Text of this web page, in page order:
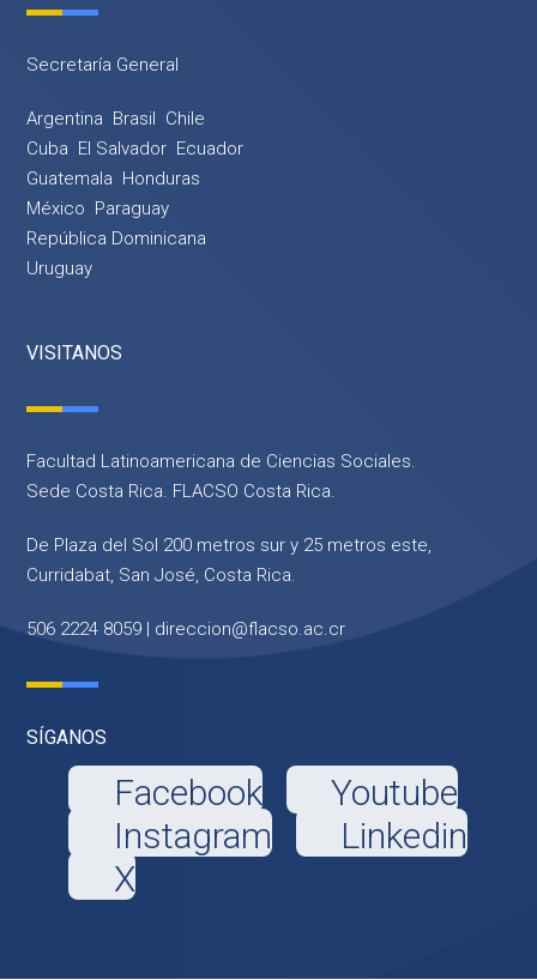
Secretaría General
Argentina Brasil
Chile
Cuba El Salvador Ecuador
Guatemala Honduras
México Paraguay
República Dominicana
Uruguay
VISITANOS
Facultad Latinoamericana de Ciencias Sociales.
Sede Costa Rica. FLACSO Costa Rica.
De Plaza del Sol 200 metros sur y 25 metros este,
Curridabat, San José, Costa Rica.
506 2224 8059 | direccion@flacso.ac.cr
SÍGANOS
Facebook
Youtube
Instagram
Linkedin
X